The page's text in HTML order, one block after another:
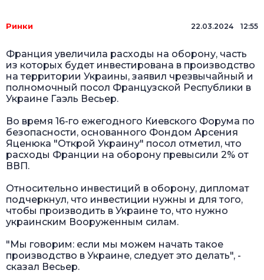
Ринки 22.03.2024 12:55
Франция увеличила расходы на оборону, часть
из которых будет инвестирована в производство
на территории Украины, заявил чрезвычайный и
полномочный посол Французской Республики в
Украине Гаэль Весьер.
Во время 16-го ежегодного Киевского Форума по
безопасности, основанного Фондом Арсения
Яценюка "Открой Украину" посол отметил, что
расходы Франции на оборону превысили 2% от
ВВП.
Относительно инвестиций в оборону, дипломат
подчеркнул, что инвестиции нужны и для того,
чтобы производить в Украине то, что нужно
украинским Вооруженным силам.
"Мы говорим: если мы можем начать такое
производство в Украине, следует это делать", -
сказал Весьер.